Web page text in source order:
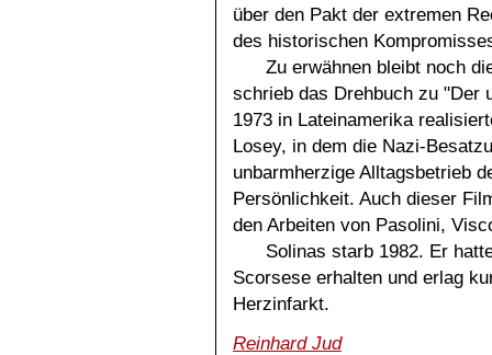
über den Pakt der extremen
des historischen
Zu erwähnen bleibt noch
schrieb das Drehbuch zu "Der
1973 in Lateinamerika
Losey, in dem die Nazi-
unbarmherzige Alltagsbetrieb
Persönlichkeit. Auch dieser
den Arbeiten von Pasolini,
Solinas starb 1982. Er
Scorsese erhalten und erlag
Herzinfarkt.
Reinhard Jud